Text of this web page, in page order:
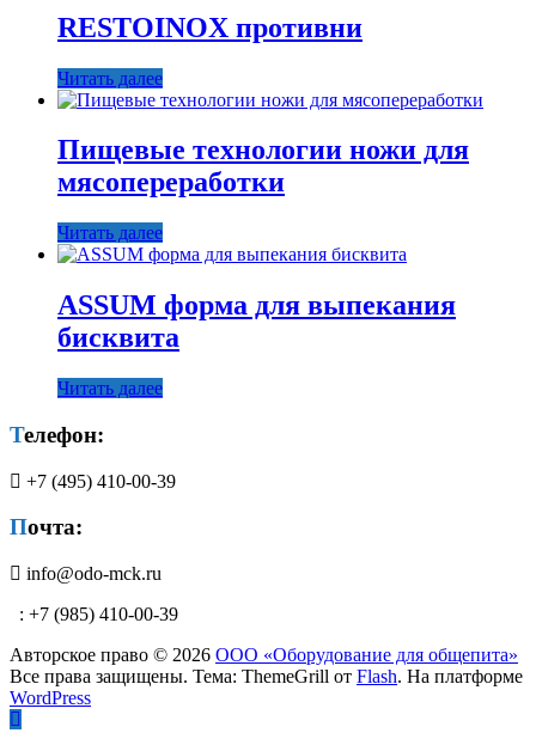
RESTOINOX противни
Читать далее
Пищевые технологии ножи для
мясопереработки
Читать далее
ASSUM форма для выпекания
бисквита
Читать далее
Телефон:
+7 (495) 410-00-39
Почта:
info@odo-mck.ru
: +7 (985) 410-00-39
Авторское право © 2026 ООО «Оборудование для общепита»
Все права защищены. Тема: ThemeGrill от Flash. На платформе
WordPress